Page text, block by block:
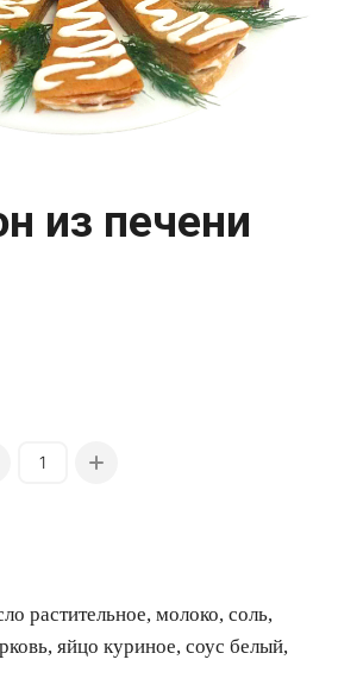
из печени
растительное, молоко, соль,
яйцо куриное, соус белый,